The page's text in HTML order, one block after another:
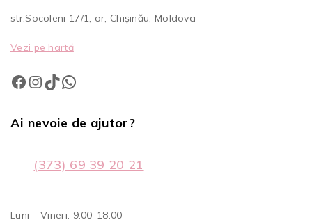
str.Socoleni 17/1, or, Chișinău, Moldova
Vezi pe hartă
Ai nevoie de ajutor?
(373) 69 39 20 21
Luni – Vineri: 9:00-18:00